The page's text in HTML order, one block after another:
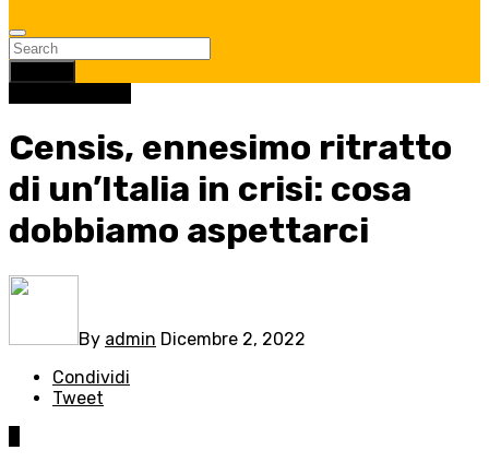
Censis, ennesimo ritratto
di un’Italia in crisi: cosa
dobbiamo aspettarci
By admin Dicembre 2, 2022
Condividi
Tweet